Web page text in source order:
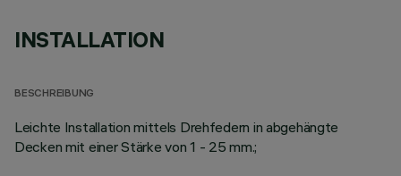
INSTALLATION
BESCHREIBUNG
Leichte Installation mittels Drehfedern in abgehängte
Decken mit einer Stärke von 1 - 25 mm.;